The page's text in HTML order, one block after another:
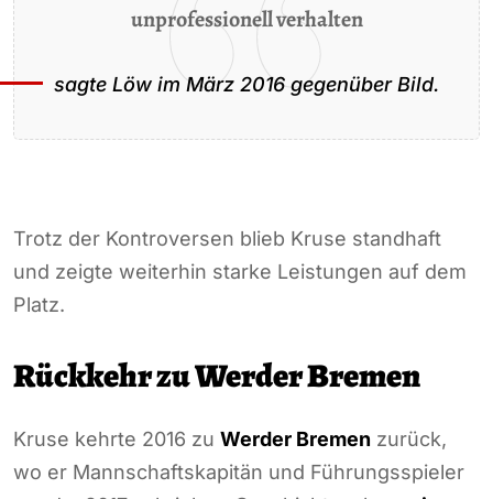
unprofessionell verhalten
sagte Löw im März 2016 gegenüberBild.
Trotz der Kontroversen blieb Kruse standhaft
und zeigte weiterhin starke Leistungen auf dem
Platz.
Rückkehr zu Werder Bremen
Kruse kehrte 2016 zu Werder Bremen zurück,
wo er Mannschaftskapitän und Führungsspieler